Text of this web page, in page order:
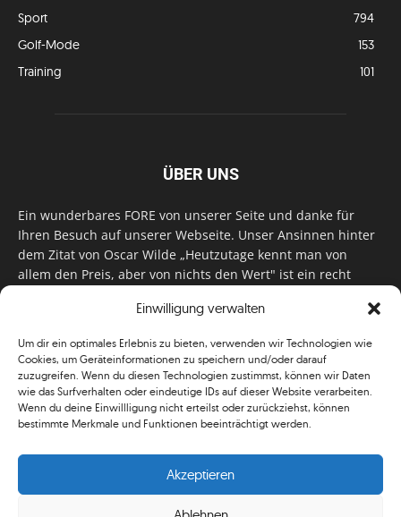
Einwilligung verwalten
Um dir ein optimales Erlebnis zu bieten, verwenden wir Technologien wie
Cookies, um Geräteinformationen zu speichern und/oder darauf
zuzugreifen. Wenn du diesen Technologien zustimmst, können wir Daten
wie das Surfverhalten oder eindeutige IDs auf dieser Website verarbeiten.
Wenn du deine Einwillligung nicht erteilst oder zurückziehst, können
bestimmte Merkmale und Funktionen beeinträchtigt werden.
Akzeptieren
Sport
794
Golf-Mode
153
Training
101
ÜBER UNS
Ein wunderbares FORE von unserer Seite und danke für
Ihren Besuch auf unserer Webseite. Unser Ansinnen hinter
dem Zitat von Oscar Wilde „Heutzutage kennt man von
allem den Preis, aber von nichts den Wert" ist ein recht
für Monat unser Bestes, um Sie mit außergewöhnlichen
zu versorgen. Im Magazin, auf unserer Website & auf
unseren Social Media Plattformen! Das verdient im
klassischen Wortsinn nicht nur Anerkennung!